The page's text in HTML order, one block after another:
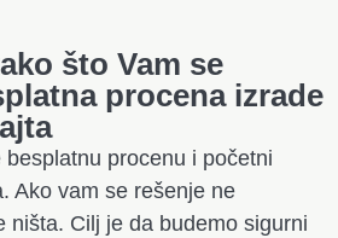
što Vam se
procena izrade
procenu i početni
Ako vam se rešenje ne
ništa. Cilj je da budemo sigurni